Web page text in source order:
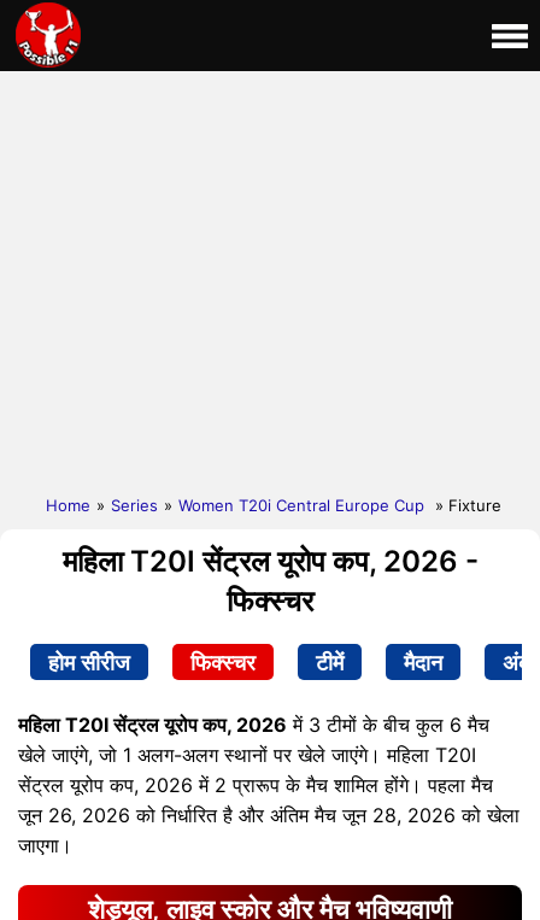
Home » Series » Women T20i Central Europe Cup » Fixture
महिला T20I सेंट्रल यूरोप कप, 2026 -
फिक्स्चर
होम सीरीज फिक्स्चर टीमें मैदान अंक
महिला T20I सेंट्रल यूरोप कप, 2026 में 3 टीमों के बीच कुल 6 मैच
खेले जाएंगे, जो 1 अलग-अलग स्थानों पर खेले जाएंगे। महिला T20I
सेंट्रल यूरोप कप, 2026 में 2 प्रारूप के मैच शामिल होंगे। पहला मैच
जून 26, 2026 को निर्धारित है और अंतिम मैच जून 28, 2026 को खेला
जाएगा।
शेड्यूल, लाइव स्कोर और मैच भविष्यवाणी